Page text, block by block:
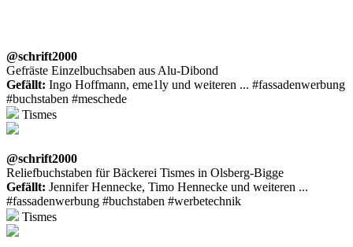
@schrift2000
Gefräste Einzelbuchsaben aus Alu-Dibond
Gefällt: Ingo Hoffmann, eme1ly und weiteren ... #fassadenwerbung
#buchstaben #meschede
Tismes
@schrift2000
Reliefbuchstaben für Bäckerei Tismes in Olsberg-Bigge
Gefällt: Jennifer Hennecke, Timo Hennecke und weiteren ...
#fassadenwerbung #buchstaben #werbetechnik
Tismes